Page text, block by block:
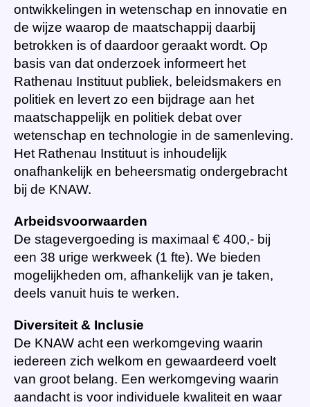
ontwikkelingen in wetenschap en innovatie en
de wijze waarop de maatschappij daarbij
betrokken is of daardoor geraakt wordt. Op
basis van dat onderzoek informeert het
Rathenau Instituut publiek, beleidsmakers en
politiek en levert zo een bijdrage aan het
maatschappelijk en politiek debat over
wetenschap en technologie in de samenleving.
Het Rathenau Instituut is inhoudelijk
onafhankelijk en beheersmatig ondergebracht
bij de KNAW.
Arbeidsvoorwaarden
De stagevergoeding is maximaal € 400,- bij
een 38 urige werkweek (1 fte). We bieden
mogelijkheden om, afhankelijk van je taken,
deels vanuit huis te werken.
Diversiteit & Inclusie
De KNAW acht een werkomgeving waarin
iedereen zich welkom en gewaardeerd voelt
van groot belang. Een werkomgeving waarin
aandacht is voor individuele kwaliteit en waar